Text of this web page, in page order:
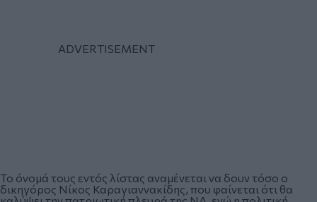
Το όνομά τους εντός λίστας αναμένεται να δουν τόσο ο
δικηγόρος Νίκος Καραγιαννακίδης, που φαίνεται ότι θα